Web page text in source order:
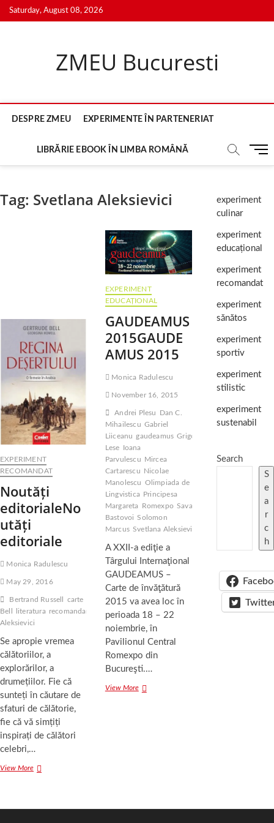
Skip
to
Saturday, August 08, 2026
ZMEU Bucuresti
DESPRE ZMEU EXPERIMENTE ÎN PARTENERIAT
LIBRĂRIE EBOOK ÎN LIMBA ROMÂNĂ
M
B
n
Tag: Svetlana Aleksievici
EXPERIMENT
RECOMANDAT
Noutăți
editorialeNo
utăți
editoriale
Monica Radulescu
May 29, 2016
Bertrand Russell carte
Gertrude
Bell
literatura recomandare
Svetlana
Aleksievici
Se apropie vremea
călătoriilor, a
explorărilor, a
drumețiilor. Fie că
sunteți în căutare de
sfaturi de călătorie,
fie că vă simțiți
inspirați de călători
celebri,…
View MoreNoutăți
EXPERIMENT
EDUCAȚIONAL
GAUDEAMUS
2015GAUDE
AMUS 2015
Monica Radulescu
November 16, 2015
Andrei Plesu
Dan C.
Mihailescu Gabriel
Liiceanu gaudeamus Grigore
Lese Ioana
Parvulescu Mircea
Cartarescu Nicolae
Manolescu Olimpiada de
Lingvistica Principesa
Margareta
Romexpo Savatie
Bastovoi Solomon
Marcus Svetlana Aleksievici
A XXII-a ediţie a
Târgului Internaţional
GAUDEAMUS –
Carte de învăţătură
2015 va avea loc în
perioada 18 – 22
noiembrie, în
Pavilionul Central
Romexpo din
Bucureşti.…
View MoreGAUDEAMUS
experiment
culinar
experiment
educațional
experiment
recomandat
experiment
sănătos
experiment
sportiv
experiment
stilistic
experiment
sustenabil
Search
S
e
a
r
c
h